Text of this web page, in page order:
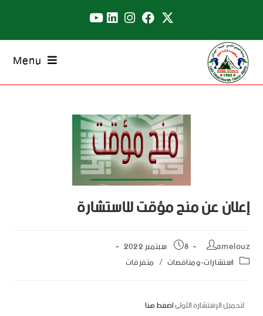
Menu
إعلان عن منح مؤقت للإستشارة
amelouz
8 سبتمبر 2022
استشارات-ومناقصات / متفرقات
لتحميل الإستشارة الأولىاضغط هنا